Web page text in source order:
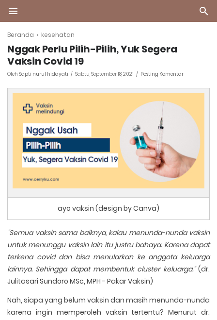
Beranda › kesehatan
Nggak Perlu Pilih-Pilih, Yuk Segera
Vaksin Covid 19
Oleh Sapti nurul hidayati Sabtu, September 18, 2021 Posting Komentar
ayo vaksin (design by Canva)
"Semua vaksin sama baiknya, kalau menunda-nunda vaksin
untuk menunggu vaksin lain itu justru bahaya. Karena dapat
terkena covid dan bisa menularkan ke anggota keluarga
lainnya. Sehingga dapat membentuk cluster keluarga."(dr.
Julitasari Sundoro MSc, MPH - Pakar Vaksin)
Nah, siapa yang belum vaksin dan masih menunda-nunda
karena ingin memperoleh vaksin tertentu? Menurut dr.